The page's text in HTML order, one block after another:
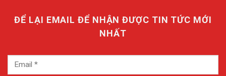
ĐỂ LẠI EMAIL ĐỂ NHẬN ĐƯỢC TIN TỨC MỚI
NHẤT